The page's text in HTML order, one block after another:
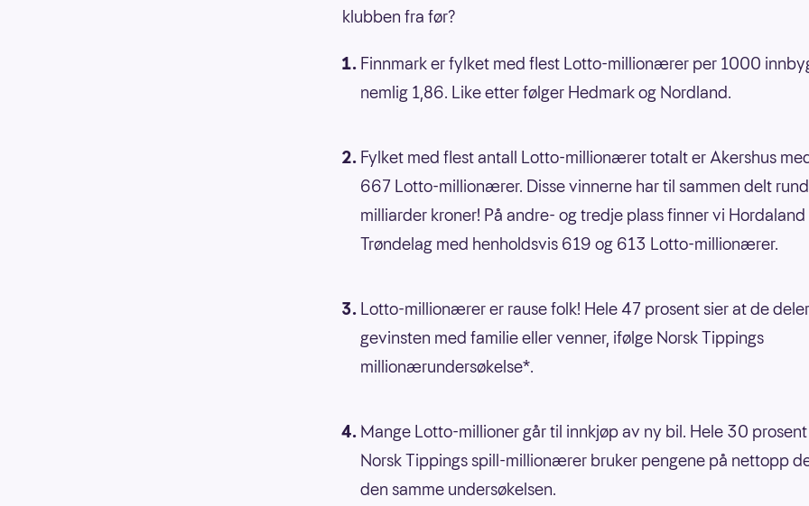
klubben fra før?
Finnmark er fylket med flest Lotto-millionærer per 1000
nemlig 1,86. Like etter følger Hedmark og Nordland.
Fylket med flest antall Lotto-millionærer totalt er Akershus
667 Lotto-millionærer. Disse vinnerne har til sammen delt
milliarder kroner! På andre- og tredje plass finner vi Hordaland
Trøndelag med henholdsvis 619 og 613 Lotto-millionærer.
Lotto-millionærer er rause folk! Hele 47 prosent sier at de deler
gevinsten med familie eller venner, ifølge Norsk Tippings
millionærundersøkelse*.
Mange Lotto-millioner går til innkjøp av ny bil. Hele 30
Norsk Tippings spill-millionærer bruker pengene på nettopp
den samme undersøkelsen.